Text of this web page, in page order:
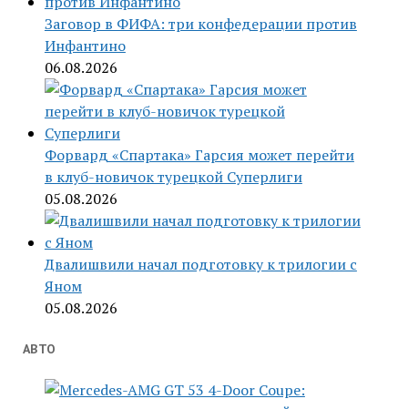
Заговор в ФИФА: три конфедерации против
Инфантино
06.08.2026
Форвард «Спартака» Гарсия может перейти
в клуб-новичок турецкой Суперлиги
05.08.2026
Двалишвили начал подготовку к трилогии с
Яном
05.08.2026
АВТО